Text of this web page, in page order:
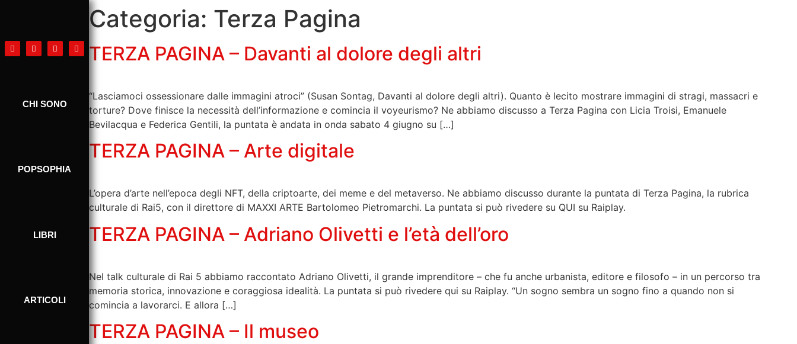
CHI SONO
POPSOPHIA
LIBRI
ARTICOLI
Categoria: Terza Pagina
TERZA PAGINA – Davanti al dolore degli altri
“Lasciamoci ossessionare dalle immagini atroci” (Susan Sontag, Davanti al dolore degli altri). Quanto è lecito mostrare immagini di stragi, massacri e
torture? Dove finisce la necessità dell’informazione e comincia il voyeurismo? Ne abbiamo discusso a Terza Pagina con Licia Troisi, Emanuele
Bevilacqua e Federica Gentili, la puntata è andata in onda sabato 4 giugno su […]
TERZA PAGINA – Arte digitale
L’opera d’arte nell’epoca degli NFT, della criptoarte, dei meme e del metaverso. Ne abbiamo discusso durante la puntata di Terza Pagina, la rubrica
culturale di Rai5, con il direttore di MAXXI ARTE Bartolomeo Pietromarchi. La puntata si può rivedere su QUI su Raiplay.
TERZA PAGINA – Adriano Olivetti e l’età dell’oro
Nel talk culturale di Rai 5 abbiamo raccontato Adriano Olivetti, il grande imprenditore – che fu anche urbanista, editore e filosofo – in un percorso tra
memoria storica, innovazione e coraggiosa idealità. La puntata si può rivedere qui su Raiplay. “Un sogno sembra un sogno fino a quando non si
comincia a lavorarci. E allora […]
TERZA PAGINA – Il museo